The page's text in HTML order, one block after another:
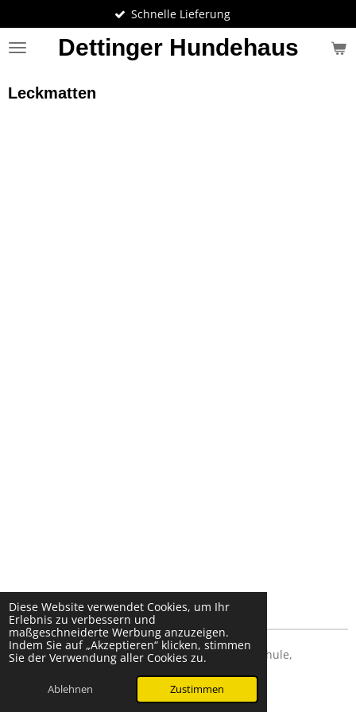
Diese Website verwendet Cookies, um Ihr
Erlebnis zu verbessern und
maßgeschneiderte Werbung anzuzeigen.
Indem Sie auf „Akzeptieren“ klicken, stimmen
Sie der Verwendung aller Cookies zu.
Ablehnen Zustimmen
Hauptinhalt
springen
Dettinger Hundehaus
Schnelle Lieferung
Leckmatten
© 2024 Dettinger Hundehaus - ProSafe Hundeschule,
Mit Unterstützung von